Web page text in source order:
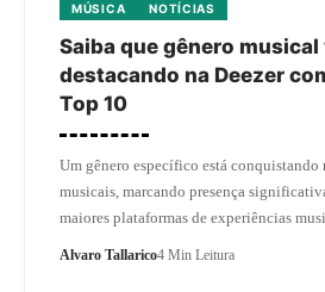
MÚSICA NOTÍCIAS
Saiba que gênero musical
destacando na Deezer
Top 10
Um gênero específico está
musicais, marcando presença
maiores plataformas de experiências
Alvaro Tallarico4 Min Leitura